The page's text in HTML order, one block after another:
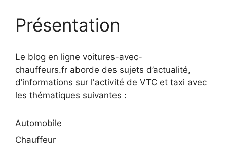
Présentation
Le blog en ligne voitures-avec-
chauffeurs.fr aborde des sujets d’actualité,
d’informations sur l'activité de VTC et taxi avec
les thématiques suivantes :
Automobile
Chauffeur